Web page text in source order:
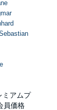
ミアムプ
員価格